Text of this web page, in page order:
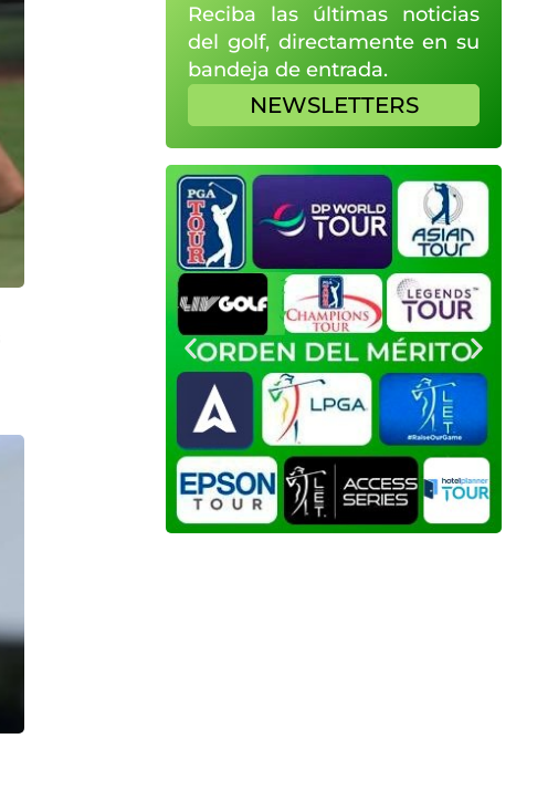
Reciba las últimas noticias
del golf, directamente en su
bandeja de entrada.
NEWSLETTERS